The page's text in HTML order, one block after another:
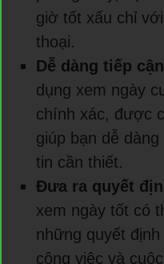
giờ tốt xấu chỉ
thoại.
Dễ dàng tiếp
dụng xem ngày
chính xác, được
giúp bạn dễ
tin cần thiết.
Đưa ra quyết
xem ngày tốt có
những quyết
công việc và